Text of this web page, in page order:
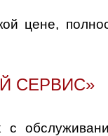
цене,
СЕРВИС»
с